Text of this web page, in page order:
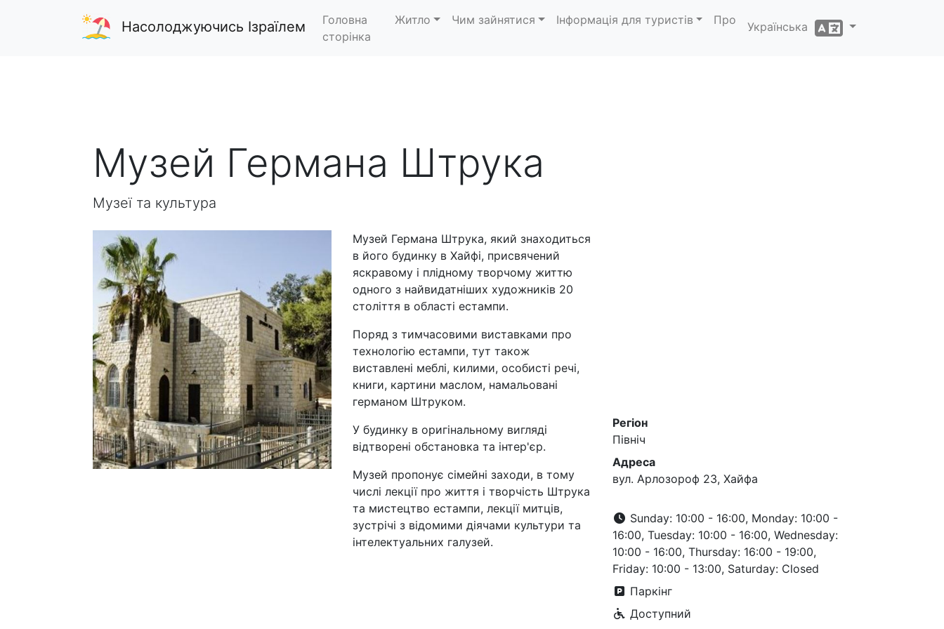
Насолоджуючись Ізраїлем
Головна
сторінка
Житло Чим зайнятися Інформація для туристів Про
Українська
Музей Германа Штрука
Музеї та культура
Музей Германа Штрука, який знаходиться
в його будинку в Хайфі, присвячений
яскравому і плідному творчому життю
одного з найвидатніших художників 20
століття в області естампи.
Поряд з тимчасовими виставками про
технологію естампи, тут також
виставлені меблі, килими, особисті речі,
книги, картини маслом, намальовані
германом Штруком.
У будинку в оригінальному вигляді
відтворені обстановка та інтер'єр.
Музей пропонує сімейні заходи, в тому
числі лекції про життя і творчість Штрука
та мистецтво естампи, лекції митців,
зустрічі з відомими діячами культури та
інтелектуальних галузей.
Регіон
Північ
Адреса
​вул. Арлозороф 23, Хайфа
Sunday: 10:00 - 16:00, Monday: 10:00 -
16:00, Tuesday: 10:00 - 16:00, Wednesday:
10:00 - 16:00, Thursday: 16:00 - 19:00,
Friday: 10:00 - 13:00, Saturday: Closed
Паркінг
Доступний